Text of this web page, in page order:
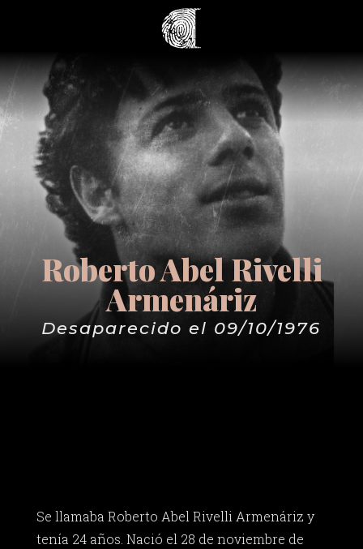
Roberto Abel Rivelli
Armenáriz
Desaparecido el 09/10/1976
Se llamaba Roberto Abel Rivelli Armenáriz y
tenía 24 años. Nació el 28 de noviembre de